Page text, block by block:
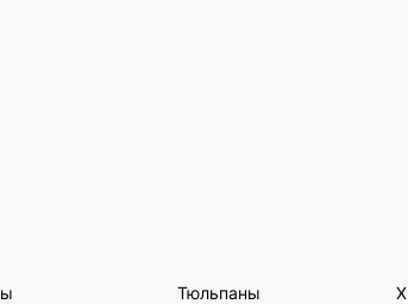
Тюльпаны